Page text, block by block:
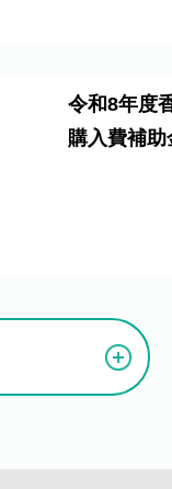
令和8年度
購入費補助